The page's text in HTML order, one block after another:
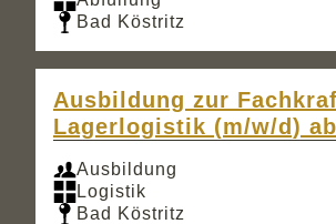
Bad Köstritz
Ausbildung zur
Lagerlogistik (m/w/d)
Ausbildung
Logistik
Bad Köstritz